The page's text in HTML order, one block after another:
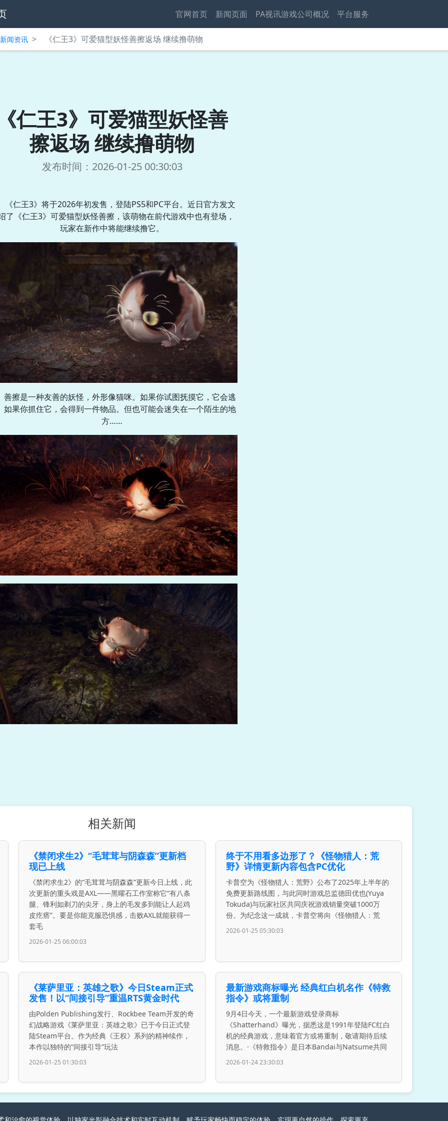
官网首页 新闻页面 PA视讯游戏公司概况 平台服务
闻资讯 > 《仁王3》可爱猫型妖怪善擦返场 继续撸萌物
仁王3》可爱猫型妖怪善
擦返场 继续撸萌物
发布时间：2026-01-25 00:30:03
《仁王3》将于2026年初发售，登陆PS5和PC平台。近日官方发文
了《仁王3》可爱猫型妖怪善擦，该萌物在前代游戏中也有登场，
玩家在新作中将能继续撸它。
善擦是一种友善的妖怪，外形像猫咪。如果你试图抚摸它，它会逃
如果你抓住它，会得到一件物品。但也可能会迷失在一个陌生的地
方……
相关新闻
《禁闭求生2》“毛茸茸与阴森森”更新档
现已上线
《禁闭求生2》的“毛茸茸与阴森森”更新今日上线，此
次更新的重头戏是AXL——黑曜石工作室称它“有八条
腿、锋利如剃刀的尖牙，身上的毛发多到能让人起鸡
皮疙瘩”。要是你能克服恐惧感，击败AXL就能获得一
套毛
2026-01-25 06:00:03
终于不用看多边形了？《怪物猎人：荒
野》详情更新内容包含PC优化
卡普空为《怪物猎人：荒野》公布了2025年上半年的
免费更新路线图，与此同时游戏总监德田优也(Yuya
Tokuda)与玩家社区共同庆祝游戏销量突破1000万
份。为纪念这一成就，卡普空将向《怪物猎人：荒
2026-01-25 05:30:03
《莱萨里亚：英雄之歌》今日Steam正式
发售！以“间接引导”重温RTS黄金时代
由Polden Publishing发行、Rockbee Team开发的奇
幻战略游戏《莱萨里亚：英雄之歌》已于今日正式登
陆Steam平台。作为经典《王权》系列的精神续作，
本作以独特的“间接引导”玩法
2026-01-25 01:30:03
最新游戏商标曝光 经典红白机名作《特救
指令》或将重制
9月4日今天，一个最新游戏登录商标
《Shatterhand》曝光，据悉这是1991年登陆FC红白
机的经典游戏，意味着官方或将重制，敬请期待后续
消息。·《特救指令》是日本Bandai与Natsume共同
2026-01-24 23:30:03